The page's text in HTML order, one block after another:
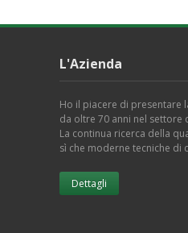
L'Azienda
Ho il piacere di presentare
da oltre 70 anni nel settore
La continua ricerca della
sì che moderne tecniche di
Dettagli